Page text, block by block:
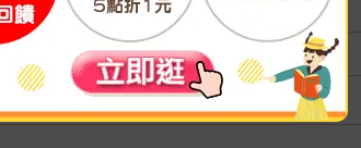
無庫存
無庫存
1